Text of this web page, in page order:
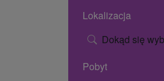
Lokalizacja
Dokąd się
Pobyt